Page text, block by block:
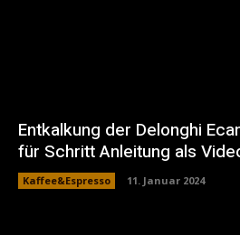
Entkalkung der Delonghi
für Schritt Anleitung als
Kaffee&Espresso 11. Januar 2024